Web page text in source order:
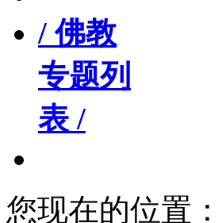
/ 佛教
专题列
表 /
您现在的位置：